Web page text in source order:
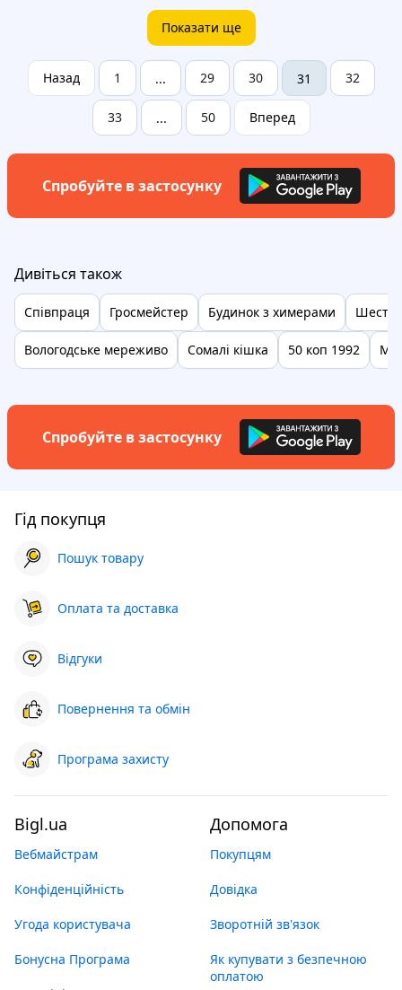
Показати ще
Назад 1 ... 29 30 31 32
33 ... 50 Вперед
Спробуйте в застосунку
Дивіться також
Співпраця Гросмейстер Будинок з химерами
Вологодське мереживо Сомалі кішка 50 коп 1992
Спробуйте в застосунку
Гід покупця
Пошук товару
Оплата та доставка
Відгуки
Повернення та обмін
Програма захисту
Bigl.ua
Вебмайстрам
Конфіденційність
Угода користувача
Бонусна Програма
Допомога
Покупцям
Довідка
Зворотній зв'язок
Як купувати з безпечною
оплатою